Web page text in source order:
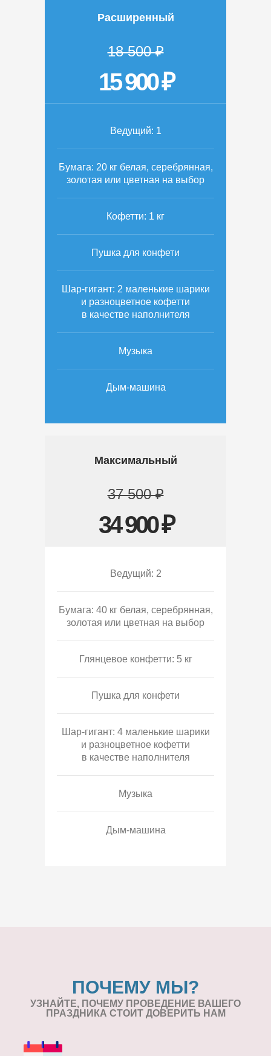
Расширенный
18 500 ₽
15 900 ₽
Ведущий: 1
Бумага: 20 кг белая, серебрянная,
золотая или цветная на выбор
Кофетти: 1 кг
Пушка для конфети
Шар-гигант: 2 маленькие шарики
и разноцветное кофетти
в качестве наполнителя
Музыка
Дым-машина
Максимальный
37 500 ₽
34 900 ₽
Ведущий: 2
Бумага: 40 кг белая, серебрянная,
золотая или цветная на выбор
Глянцевое конфетти: 5 кг
Пушка для конфети
Шар-гигант: 4 маленькие шарики
и разноцветное кофетти
в качестве наполнителя
Музыка
Дым-машина
ПОЧЕМУ МЫ?
УЗНАЙТЕ, ПОЧЕМУ ПРОВЕДЕНИЕ ВАШЕГО
ПРАЗДНИКА СТОИТ ДОВЕРИТЬ НАМ